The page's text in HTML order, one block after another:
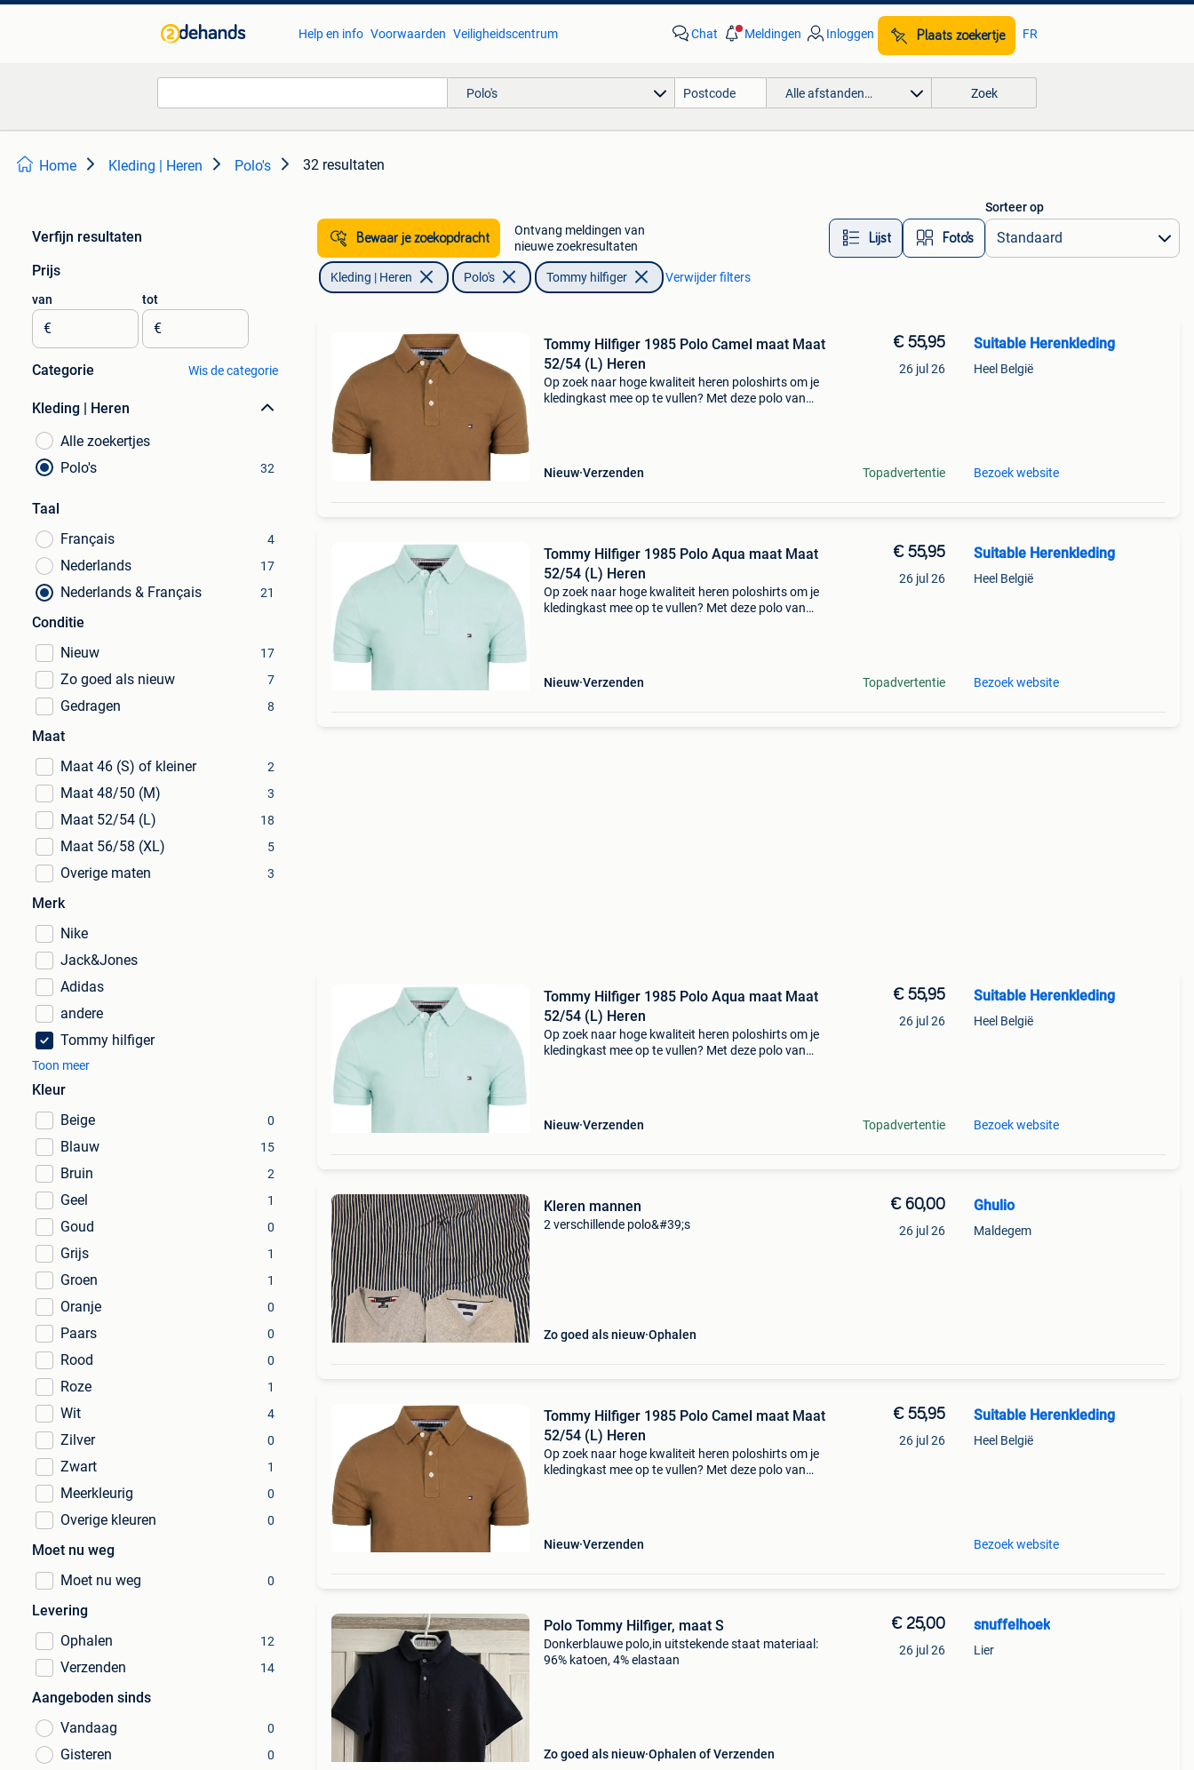
Help en info Voorwaarden Veiligheidscentrum Chat Meldingen Inloggen Plaats zoekertje FR
Polo's Alle afstanden… Zoek
Home Kleding | Heren Polo's 32 resultaten
Verfijn resultaten
Prijs
van
€
tot
€
Categorie Wis de categorie
Kleding | Heren
Alle zoekertjes
Polo's
32
Taal
Français
4
Nederlands 17
Nederlands & Français 21
Conditie
Nieuw
17
Zo goed als nieuw 7
Gedragen 8
Maat
Maat 46 (S) of kleiner
2
Maat 48/50 (M) 3
Maat 52/54 (L) 18
Maat 56/58 (XL) 5
Overige maten 3
Merk
Nike
Jack&Jones
Adidas
andere
Tommy hilfiger
Toon meer
Kleur
Beige
0
Blauw 15
Bruin 2
Geel 1
Goud 0
Grijs 1
Groen 1
Oranje 0
Paars 0
Rood 0
Roze 1
Wit 4
Zilver 0
Zwart 1
Meerkleurig 0
Overige kleuren 0
Moet nu weg
Moet nu weg
0
Levering
Ophalen
12
Verzenden 14
Aangeboden sinds
Vandaag
0
Gisteren 0
Bewaar je zoekopdracht
Ontvang meldingen van
nieuwe zoekresultaten
Lijst Foto’s
Sorteer op
Kleding | Heren Polo's Tommy hilfiger Verwijder filters
Tommy Hilfiger 1985 Polo Camel maat Maat
52/54 (L) Heren
Op zoek naar hoge kwaliteit heren poloshirts om je
kledingkast mee op te vullen? Met deze polo van
Nieuw Verzenden
€ 55,95
26 jul 26
Topadvertentie
Suitable Herenkleding
Heel België
Bezoek website
Tommy Hilfiger 1985 Polo Aqua maat Maat
52/54 (L) Heren
Op zoek naar hoge kwaliteit heren poloshirts om je
kledingkast mee op te vullen? Met deze polo van
Nieuw Verzenden
€ 55,95
26 jul 26
Topadvertentie
Suitable Herenkleding
Heel België
Bezoek website
Tommy Hilfiger 1985 Polo Aqua maat Maat
52/54 (L) Heren
Op zoek naar hoge kwaliteit heren poloshirts om je
kledingkast mee op te vullen? Met deze polo van
Nieuw Verzenden
€ 55,95
26 jul 26
Topadvertentie
Suitable Herenkleding
Heel België
Bezoek website
Kleren mannen
2 verschillende polo&#39;s
Zo goed als nieuw Ophalen
€ 60,00
26 jul 26
Ghulio
Maldegem
Tommy Hilfiger 1985 Polo Camel maat Maat
52/54 (L) Heren
Op zoek naar hoge kwaliteit heren poloshirts om je
kledingkast mee op te vullen? Met deze polo van
Nieuw Verzenden
€ 55,95
26 jul 26
Suitable Herenkleding
Heel België
Bezoek website
Polo Tommy Hilfiger, maat S
Donkerblauwe polo,in uitstekende staat materiaal:
96% katoen, 4% elastaan
Zo goed als nieuw Ophalen of Verzenden
€ 25,00
26 jul 26
snuffelhoek
Lier